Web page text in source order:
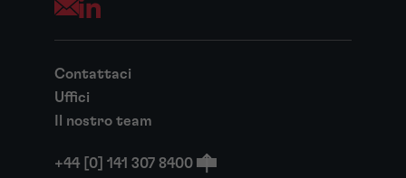
Opens your mail application
Contattaci
Uffici
Il nostro team
+44 [0] 141 307 8400